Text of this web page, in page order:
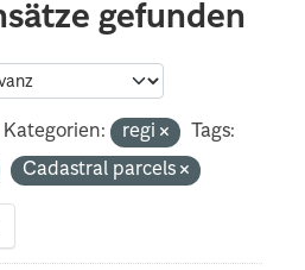
gefunden
Kategorien: regi
Tags:
Cadastral parcels